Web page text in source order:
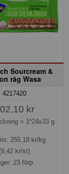
Sourcream &
råg Wasa
4217420
kr
= 1*24x33 g
255,18kr/kg
(8,42 kr/st)
23 förp.